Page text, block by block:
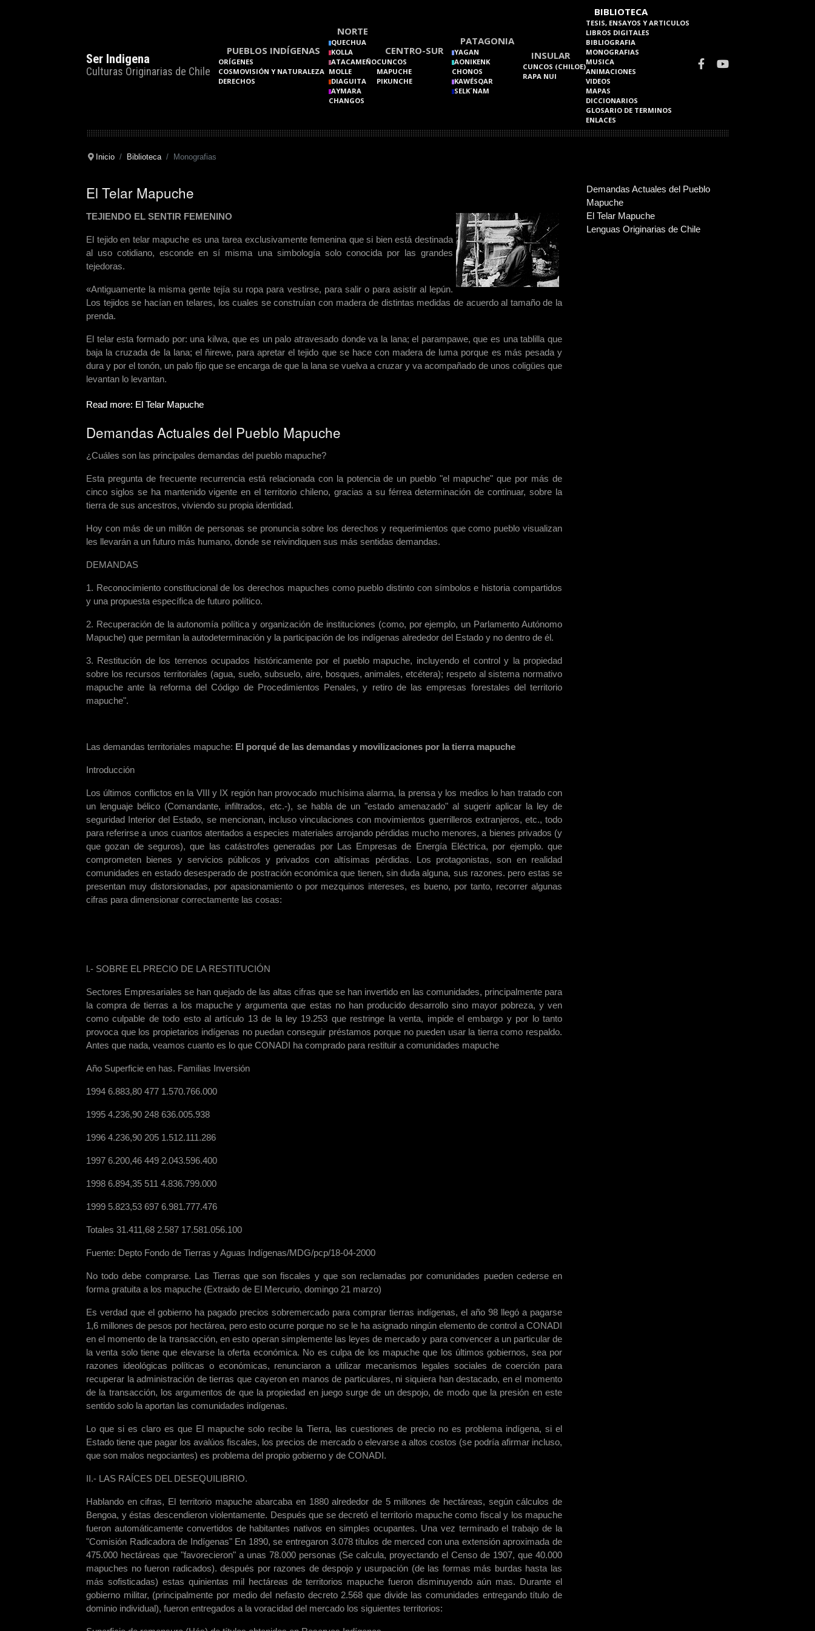
Ser Indigena
Culturas Originarias de Chile
PUEBLOS INDÍGENAS
ORÍGENES
COSMOVISIÓN Y NATURALEZA
DERECHOS
NORTE
QUECHUA
KOLLA
ATACAMEÑO
MOLLE
DIAGUITA
AYMARA
CHANGOS
CENTRO-SUR
CUNCOS
MAPUCHE
PIKUNCHE
PATAGONIA
YAGAN
AONIKENK
CHONOS
KAWÉSQAR
SELK´NAM
INSULAR
CUNCOS (CHILOE)
RAPA NUI
BIBLIOTECA
TESIS, ENSAYOS Y ARTICULOS
LIBROS DIGITALES
BIBLIOGRAFIA
MONOGRAFIAS
MUSICA
ANIMACIONES
VIDEOS
MAPAS
DICCIONARIOS
GLOSARIO DE TERMINOS
ENLACES
Inicio Biblioteca Monografias
El Telar Mapuche
TEJIENDO EL SENTIR FEMENINO
El tejido en telar mapuche es una tarea exclusivamente femenina que si bien está destinada
al uso cotidiano, esconde en sí misma una simbología solo conocida por las grandes
tejedoras.
«Antiguamente la misma gente tejía su ropa para vestirse, para salir o para asistir al lepún.
Los tejidos se hacían en telares, los cuales se construían con madera de distintas medidas de acuerdo al tamaño de la
prenda.
El telar esta formado por: una kilwa, que es un palo atravesado donde va la lana; el parampawe, que es una tablilla que
baja la cruzada de la lana; el ñirewe, para apretar el tejido que se hace con madera de luma porque es más pesada y
dura y por el tonón, un palo fijo que se encarga de que la lana se vuelva a cruzar y va acompañado de unos coligües que
levantan lo levantan.
Read more: El Telar Mapuche
Demandas Actuales del Pueblo Mapuche
¿Cuáles son las principales demandas del pueblo mapuche?
Esta pregunta de frecuente recurrencia está relacionada con la potencia de un pueblo "el mapuche" que por más de
cinco siglos se ha mantenido vigente en el territorio chileno, gracias a su férrea determinación de continuar, sobre la
tierra de sus ancestros, viviendo su propia identidad.
Hoy con más de un millón de personas se pronuncia sobre los derechos y requerimientos que como pueblo visualizan
les llevarán a un futuro más humano, donde se reivindiquen sus más sentidas demandas.
DEMANDAS
1. Reconocimiento constitucional de los derechos mapuches como pueblo distinto con símbolos e historia compartidos
y una propuesta específica de futuro político.
2. Recuperación de la autonomía política y organización de instituciones (como, por ejemplo, un Parlamento Autónomo
Mapuche) que permitan la autodeterminación y la participación de los indígenas alrededor del Estado y no dentro de él.
3. Restitución de los terrenos ocupados históricamente por el pueblo mapuche, incluyendo el control y la propiedad
sobre los recursos territoriales (agua, suelo, subsuelo, aire, bosques, animales, etcétera); respeto al sistema normativo
mapuche ante la reforma del Código de Procedimientos Penales, y retiro de las empresas forestales del territorio
mapuche".
Las demandas territoriales mapuche: El porqué de las demandas y movilizaciones por la tierra mapuche
Introducción
Los últimos conflictos en la VIII y IX región han provocado muchísima alarma, la prensa y los medios lo han tratado con
un lenguaje bélico (Comandante, infiltrados, etc.-), se habla de un "estado amenazado" al sugerir aplicar la ley de
seguridad Interior del Estado, se mencionan, incluso vinculaciones con movimientos guerrilleros extranjeros, etc., todo
para referirse a unos cuantos atentados a especies materiales arrojando pérdidas mucho menores, a bienes privados (y
que gozan de seguros), que las catástrofes generadas por Las Empresas de Energía Eléctrica, por ejemplo. que
comprometen bienes y servicios públicos y privados con altísimas pérdidas. Los protagonistas, son en realidad
comunidades en estado desesperado de postración económica que tienen, sin duda alguna, sus razones. pero estas se
presentan muy distorsionadas, por apasionamiento o por mezquinos intereses, es bueno, por tanto, recorrer algunas
cifras para dimensionar correctamente las cosas:
l.- SOBRE EL PRECIO DE LA RESTITUCIÓN
Sectores Empresariales se han quejado de las altas cifras que se han invertido en las comunidades, principalmente para
la compra de tierras a los mapuche y argumenta que estas no han producido desarrollo sino mayor pobreza, y ven
como culpable de todo esto al artículo 13 de la ley 19.253 que restringe la venta, impide el embargo y por lo tanto
provoca que los propietarios indígenas no puedan conseguir préstamos porque no pueden usar la tierra como respaldo.
Antes que nada, veamos cuanto es lo que CONADI ha comprado para restituir a comunidades mapuche
Año Superficie en has. Familias Inversión
1994 6.883,80 477 1.570.766.000
1995 4.236,90 248 636.005.938
1996 4.236,90 205 1.512.111.286
1997 6.200,46 449 2.043.596.400
1998 6.894,35 511 4.836.799.000
1999 5.823,53 697 6.981.777.476
Totales 31.411,68 2.587 17.581.056.100
Fuente: Depto Fondo de Tierras y Aguas Indígenas/MDG/pcp/18-04-2000
No todo debe comprarse. Las Tierras que son fiscales y que son reclamadas por comunidades pueden cederse en
forma gratuita a los mapuche (Extraido de El Mercurio, domingo 21 marzo)
Es verdad que el gobierno ha pagado precios sobremercado para comprar tierras indígenas, el año 98 llegó a pagarse
1,6 millones de pesos por hectárea, pero esto ocurre porque no se le ha asignado ningún elemento de control a CONADI
en el momento de la transacción, en esto operan simplemente las leyes de mercado y para convencer a un particular de
la venta solo tiene que elevarse la oferta económica. No es culpa de los mapuche que los últimos gobiernos, sea por
razones ideológicas políticas o económicas, renunciaron a utilizar mecanismos legales sociales de coerción para
recuperar la administración de tierras que cayeron en manos de particulares, ni siquiera han destacado, en el momento
de la transacción, los argumentos de que la propiedad en juego surge de un despojo, de modo que la presión en este
sentido solo la aportan las comunidades indígenas.
Lo que si es claro es que El mapuche solo recibe la Tierra, las cuestiones de precio no es problema indígena, si el
Estado tiene que pagar los avalúos fiscales, los precios de mercado o elevarse a altos costos (se podría afirmar incluso,
que son malos negociantes) es problema del propio gobierno y de CONADI.
II.- LAS RAÍCES DEL DESEQUILIBRIO.
Hablando en cifras, El territorio mapuche abarcaba en 1880 alrededor de 5 millones de hectáreas, según cálculos de
Bengoa, y éstas descendieron violentamente. Después que se decretó el territorio mapuche como fiscal y los mapuche
fueron automáticamente convertidos de habitantes nativos en simples ocupantes. Una vez terminado el trabajo de la
"Comisión Radicadora de Indígenas" En 1890, se entregaron 3.078 títulos de merced con una extensión aproximada de
475.000 hectáreas que "favorecieron" a unas 78.000 personas (Se calcula, proyectando el Censo de 1907, que 40.000
mapuches no fueron radicados). después por razones de despojo y usurpación (de las formas más burdas hasta las
más sofisticadas) estas quinientas mil hectáreas de territorios mapuche fueron disminuyendo aún mas. Durante el
gobierno militar, (principalmente por medio del nefasto decreto 2.568 que divide las comunidades entregando título de
dominio individual), fueron entregados a la voracidad del mercado los siguientes territorios:
Demandas Actuales del Pueblo
Mapuche
El Telar Mapuche
Lenguas Originarias de Chile